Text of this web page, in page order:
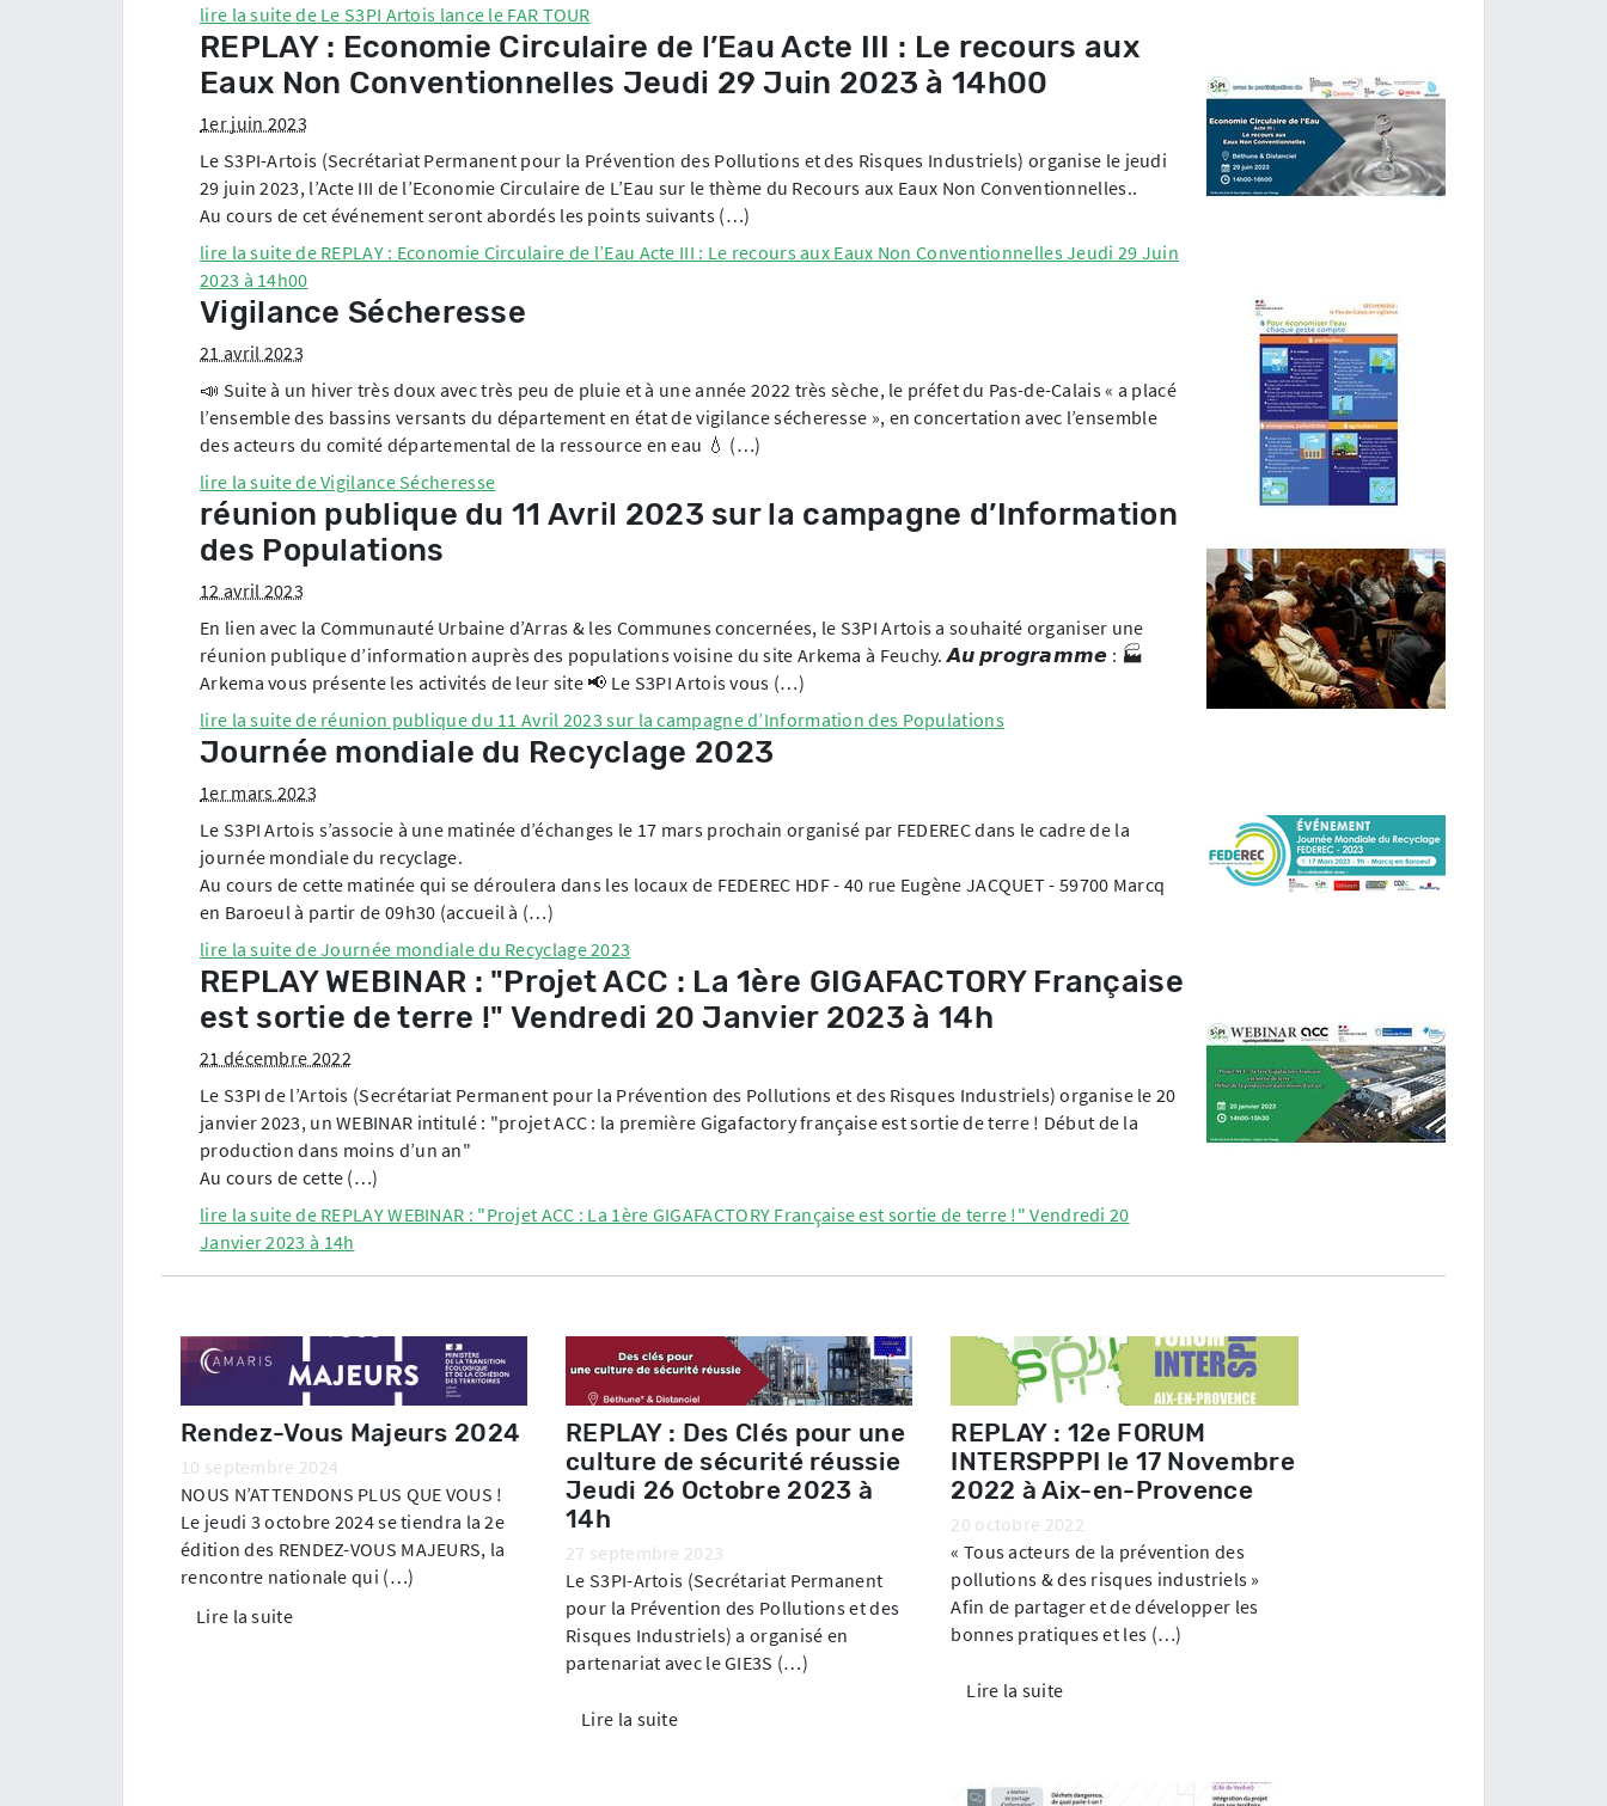
lire la suite de Le S3PI Artois lance le FAR TOUR
REPLAY : Economie Circulaire de l’Eau Acte III : Le recours aux
Eaux Non Conventionnelles Jeudi 29 Juin 2023 à 14h00
1er juin 2023
Le S3PI-Artois (Secrétariat Permanent pour la Prévention des Pollutions et des Risques Industriels) organise le jeudi
29 juin 2023, l’Acte III de l’Economie Circulaire de L’Eau sur le thème du Recours aux Eaux Non Conventionnelles..
Au cours de cet événement seront abordés les points suivants (…)
lire la suite de REPLAY : Economie Circulaire de l’Eau Acte III : Le recours aux Eaux Non Conventionnelles Jeudi 29 Juin
2023 à 14h00
Vigilance Sécheresse
21 avril 2023
📣 Suite à un hiver très doux avec très peu de pluie et à une année 2022 très sèche, le préfet du Pas-de-Calais « a placé
l’ensemble des bassins versants du département en état de vigilance sécheresse », en concertation avec l’ensemble
des acteurs du comité départemental de la ressource en eau 💧 (…)
lire la suite deVigilance Sécheresse
réunion publique du 11 Avril 2023 sur la campagne d’Information
des Populations
12 avril 2023
En lien avec la Communauté Urbaine d’Arras & les Communes concernées, le S3PI Artois a souhaité organiser une
réunion publique d’information auprès des populations voisine du site Arkema à Feuchy. 𝘼𝙪 𝙥𝙧𝙤𝙜𝙧𝙖𝙢𝙢𝙚 : 🏭
Arkema vous présente les activités de leur site 📢 Le S3PI Artois vous (…)
lire la suite de réunion publique du 11 Avril 2023 sur la campagne d’Information des Populations
Journée mondiale du Recyclage 2023
1er mars 2023
Le S3PI Artois s’associe à une matinée d’échanges le 17 mars prochain organisé par FEDEREC dans le cadre de la
journée mondiale du recyclage.
Au cours de cette matinée qui se déroulera dans les locaux de FEDEREC HDF - 40 rue Eugène JACQUET - 59700 Marcq
en Baroeul à partir de 09h30 (accueil à (…)
lire la suite deJournée mondiale du Recyclage 2023
REPLAY WEBINAR : "Projet ACC : La 1ère GIGAFACTORY Française
est sortie de terre !" Vendredi 20 Janvier 2023 à 14h
21 décembre 2022
Le S3PI de l’Artois (Secrétariat Permanent pour la Prévention des Pollutions et des Risques Industriels) organise le 20
janvier 2023, un WEBINAR intitulé : "projet ACC : la première Gigafactory française est sortie de terre ! Début de la
production dans moins d’un an"
A u cours de cette (…)
lire la suite de REPLAY WEBINAR : "Projet ACC : La 1ère GIGAFACTORY Française est sortie de terre !" Vendredi 20
Janvier 2023 à 14h
Rendez-Vous Majeurs 2024
10 septembre 2024
NOUS N’ATTENDONS PLUS QUE VOUS !
Le jeudi 3 octobre 2024 se tiendra la 2e
édition des RENDEZ-VOUS MAJEURS, la
rencontre nationale qui (…)
Lire la suite
REPLAY : Des Clés pour une
culture de sécurité réussie
Jeudi 26 Octobre 2023 à
14h
27 septembre 2023
Le S3PI-Artois (Secrétariat Permanent
pour la Prévention des Pollutions et des
Risques Industriels) a organisé en
partenariat avec le GIE3S (…)
Lire la suite
REPLAY : 12e FORUM
INTERSPPPI le 17 Novembre
2022 à Aix-en-Provence
20 octobre 2022
« Tous acteurs de la prévention des
pollutions & des risques industriels »
Afin de partager et de développer les
bonnes pratiques et les (…)
Lire la suite